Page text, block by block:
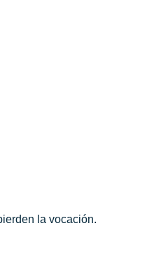
la vocación.